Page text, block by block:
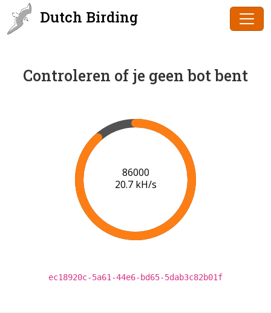
Dutch Birding
Controleren of je geen bot bent
87000
20.0 kH/s
ec18920c-5a61-44e6-bd65-5dab3c82b01f